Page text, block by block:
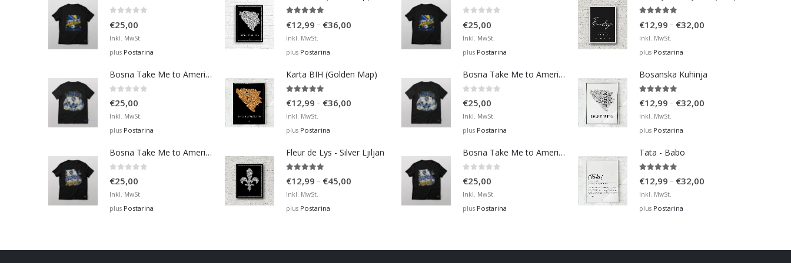
€25,00
Inkl. MwSt.
plus Postarina
Bosna Take Me to America Navijačka Majica 4
€25,00
Inkl. MwSt.
plus Postarina
Bosna Take Me to America Navijačka Majica 2
€25,00
Inkl. MwSt.
plus Postarina
€12,99 – €36,00
€36,00
Inkl. MwSt.
plus Postarina
Karta BIH (Golden Map)
€12,99 – €36,00
€36,00
Inkl. MwSt.
plus Postarina
Fleur de Lys - Silver Ljiljan
€12,99 – €45,00
Inkl. MwSt.
plus Postarina
€25,00
Inkl. MwSt.
plus Postarina
Bosna Take Me to America Navijačka Majica 4
€25,00
Inkl. MwSt.
plus Postarina
Bosna Take Me to America Navijačka Majica 2
€25,00
Inkl. MwSt.
plus Postarina
€12,99 – €32,00
€32,00
Inkl. MwSt.
plus Postarina
Bosanska Kuhinja
€12,99 – €32,00
Inkl. MwSt.
plus Postarina
Tata - Babo
€12,99 – €32,00
Inkl. MwSt.
plus Postarina